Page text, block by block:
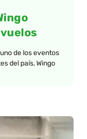
de los eventos
del país, Wingo